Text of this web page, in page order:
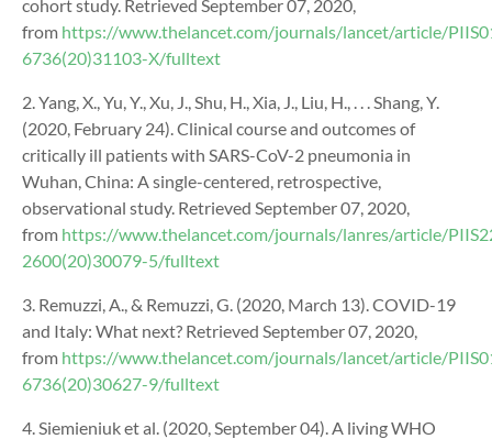
cohort study. Retrieved September 07, 2020,
from https://www.thelancet.com/journals/lancet/article/
6736(20)31103-X/fulltext
2. Yang, X., Yu, Y., Xu, J., Shu, H., Xia, J., Liu, H., . . . Shang, Y.
(2020, February 24). Clinical course and outcomes of
critically ill patients with SARS-CoV-2 pneumonia in
Wuhan, China: A single-centered, retrospective,
observational study. Retrieved September 07, 2020,
from https://www.thelancet.com/journals/lanres/article/
2600(20)30079-5/fulltext
3. Remuzzi, A., & Remuzzi, G. (2020, March 13). COVID-19
and Italy: What next? Retrieved September 07, 2020,
from https://www.thelancet.com/journals/lancet/article/
6736(20)30627-9/fulltext
4. Siemieniuk et al. (2020, September 04). A living WHO